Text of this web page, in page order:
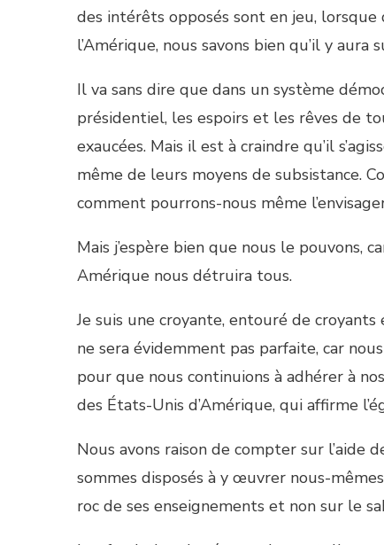
des intérêts opposés sont en jeu, lorsque
l’Amérique, nous savons bien qu’il y
Il va sans dire que dans un système
présidentiel, les espoirs et les rêves de
exaucées. Mais il est à craindre qu’il
même de leurs moyens de subsistance.
comment pourrons-nous même
Mais j’espère bien que nous le pouvons,
Amérique nous détruira tous.
Je suis une croyante, entouré de
ne sera évidemment pas parfaite, car
pour que nous continuions à adhérer à
des États-Unis d’Amérique, qui affirme
Nous avons raison de compter sur l’aide
sommes disposés à y œuvrer nous-
roc de ses enseignements et non sur le